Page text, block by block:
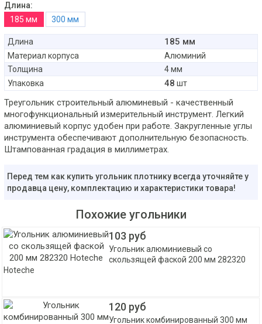
Длина:
185 мм
300 мм
Длина 185 мм
Материал корпуса
Алюминий
Толщина
4 мм
Упаковка
48 шт
Треугольник строительный алюминевый - качественный
многофункциональный измерительный инструмент. Легкий
алюминиевый корпус удобен при работе. Закругленные углы
инструмента обеспечивают дополнительную безопасность.
Штампованная градация в миллиметрах.
Перед тем как купить угольник плотнику всегда уточняйте у
продавца цену, комплектацию и характеристики товара!
Похожие угольники
103 руб
Угольник алюминиевый со
скользящей фаской 200 мм 282320
Hoteche
120 руб
Угольник комбинированный 300 мм